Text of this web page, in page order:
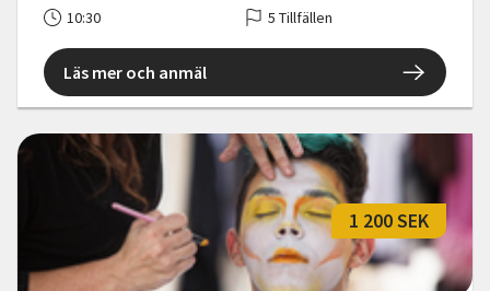
10:30
5 Tillfällen
Läs mer och anmäl
1 200 SEK